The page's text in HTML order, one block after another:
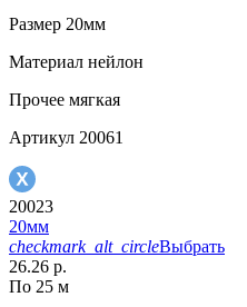
Размер 20мм
Материал нейлон
Прочее мягкая
Артикул 20061
20023
20мм
checkmark_alt_circleВыбрать
26.26 р.
По 25 м